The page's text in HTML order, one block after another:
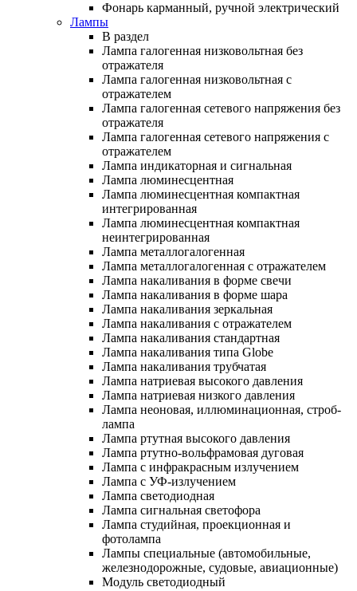
Фонарь карманный, ручной электрический
Лампы
В раздел
Лампа галогенная низковольтная без
отражателя
Лампа галогенная низковольтная с
отражателем
Лампа галогенная сетевого напряжения без
отражателя
Лампа галогенная сетевого напряжения с
отражателем
Лампа индикаторная и сигнальная
Лампа люминесцентная
Лампа люминесцентная компактная
интегрированная
Лампа люминесцентная компактная
неинтегрированная
Лампа металлогалогенная
Лампа металлогалогенная с отражателем
Лампа накаливания в форме свечи
Лампа накаливания в форме шара
Лампа накаливания зеркальная
Лампа накаливания с отражателем
Лампа накаливания стандартная
Лампа накаливания типа Globe
Лампа накаливания трубчатая
Лампа натриевая высокого давления
Лампа натриевая низкого давления
Лампа неоновая, иллюминационная, строб-
лампа
Лампа ртутная высокого давления
Лампа ртутно-вольфрамовая дуговая
Лампа с инфракрасным излучением
Лампа с УФ-излучением
Лампа светодиодная
Лампа сигнальная светофора
Лампа студийная, проекционная и
фотолампа
Лампы специальные (автомобильные,
железнодорожные, судовые, авиационные)
Модуль светодиодный